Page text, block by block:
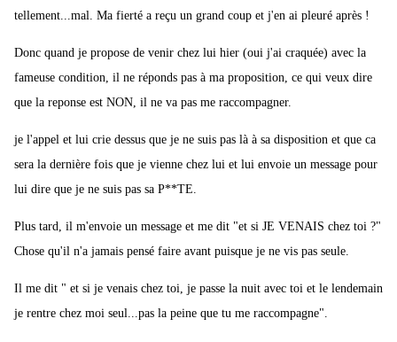
tellement...mal. Ma fierté a reçu un grand coup et j'en ai pleuré après !
Donc quand je propose de venir chez lui hier (oui j'ai craquée) avec la
fameuse condition, il ne réponds pas à ma proposition, ce qui veux dire
que la reponse est NON, il ne va pas me raccompagner.
je l'appel et lui crie dessus que je ne suis pas là à sa disposition et que ca
sera la dernière fois que je vienne chez lui et lui envoie un message pour
lui dire que je ne suis pas sa P**TE.
Plus tard, il m'envoie un message et me dit "et si JE VENAIS chez toi ?"
Chose qu'il n'a jamais pensé faire avant puisque je ne vis pas seule.
Il me dit " et si je venais chez toi, je passe la nuit avec toi et le lendemain
je rentre chez moi seul...pas la peine que tu me raccompagne".